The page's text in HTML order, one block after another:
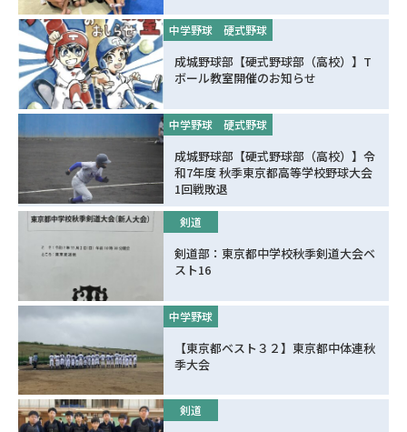
在校生・
保護者の
皆様へ
卒業生の
皆様へ
地域の
皆様へ
このサイトについて
個人情報保護方針
いじめ防止基本方針
文化祭
中学野球 硬式野球
成城野球部【硬式野球部（高校）】T
ボール教室開催のお知らせ
中学野球 硬式野球
成城野球部【硬式野球部（高校）】令
和7年度 秋季東京都高等学校野球大会
1回戦敗退
剣道
剣道部：東京都中学校秋季剣道大会ベ
スト16
中学野球
【東京都ベスト３２】東京都中体連秋
季大会
剣道